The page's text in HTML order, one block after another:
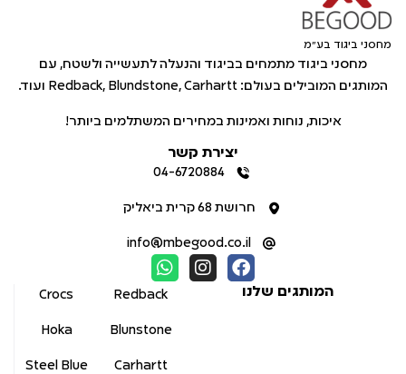
מחסני ביגוד בע"מ
מחסני ביגוד מתמחים בביגוד והנעלה לתעשייה ולשטח, עם
המותגים המובילים בעולם: Redback, Blundstone, Carhartt ועוד.
איכות, נוחות ואמינות במחירים המשתלמים ביותר!
המותגים שלנו Redback
Blunstone
Carhartt
Crocs
Hoka
Steel Blue
יצירת קשר
04-6720884
חרושת 68 קרית ביאליק
info@mbegood.co.il